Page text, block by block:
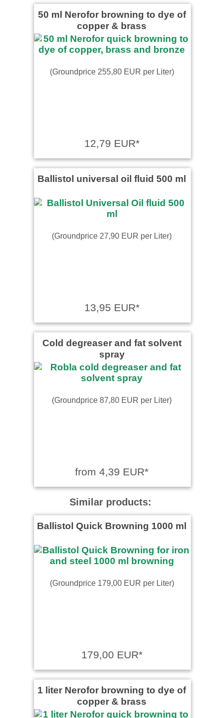
Perfekt danke immer wieder
50 ml Nerofor browning to dye of
copper & brass
(Groundprice 255,80 EUR per Liter)
12,79 EUR*
Ballistol universal oil fluid 500 ml
(Groundprice 27,90 EUR per Liter)
13,95 EUR*
Cold degreaser and fat solvent
spray
(Groundprice 87,80 EUR per Liter)
from 4,39 EUR*
Similar products:
Ballistol Quick Browning 1000 ml
(Groundprice 179,00 EUR per Liter)
179,00 EUR*
1 liter Nerofor browning to dye of
copper & brass